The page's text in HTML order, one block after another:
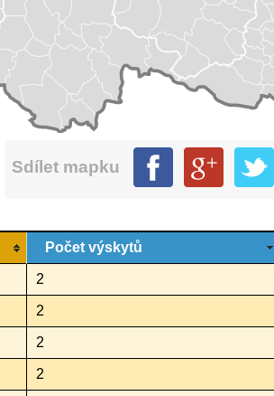
Sdílet mapku
Počet výskytů
2
2
2
2